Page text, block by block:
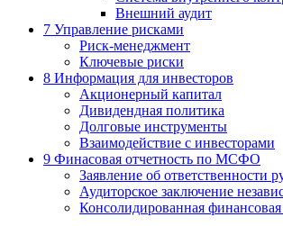
Внешний аудит
7 Управление рисками
Риск-менеджмент
Ключевые риски
8 Информация для инвесторов
Акционерный капитал
Дивидендная политика
Долговые инструменты
Взаимодействие с инвеcторами
9 Финасовая отчетность по МСФО
Заявление об ответственности
Аудиторское заключение
Консолидированная финансовая